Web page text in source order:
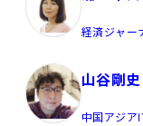
経済ジャー
山谷剛史
中国アジア